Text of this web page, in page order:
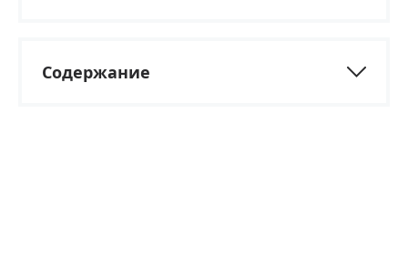
Содержание